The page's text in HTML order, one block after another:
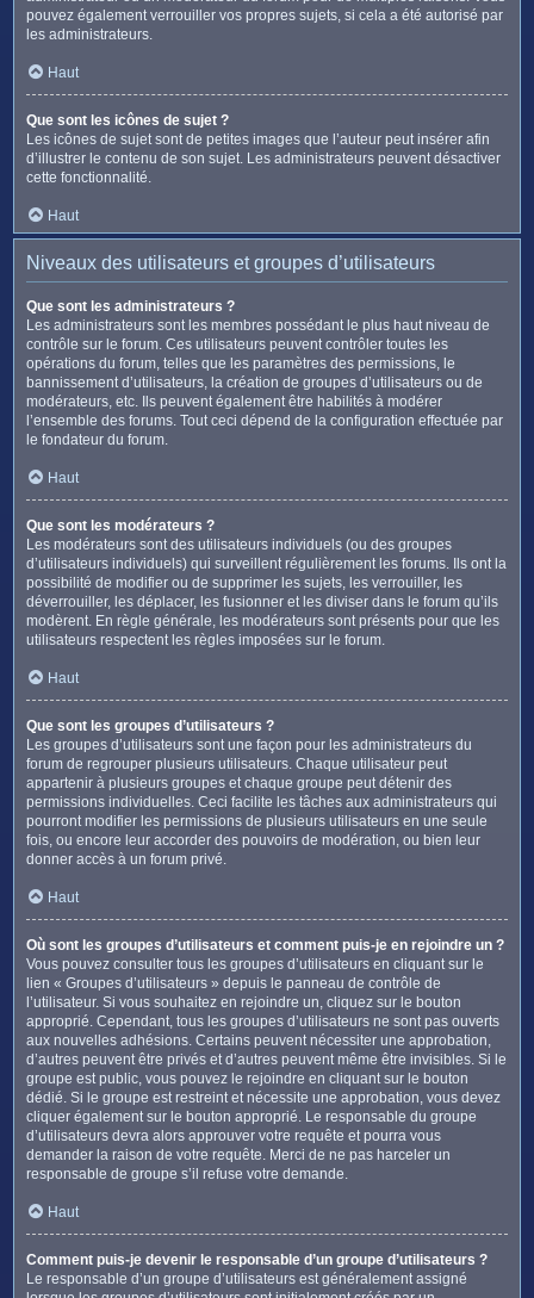
pouvez également verrouiller vos propres sujets, si cela a été autorisé par
les administrateurs.
Haut
Que sont les icônes de sujet ?
Les icônes de sujet sont de petites images que l’auteur peut insérer afin
d’illustrer le contenu de son sujet. Les administrateurs peuvent désactiver
cette fonctionnalité.
Haut
Niveaux des utilisateurs et groupes d’utilisateurs
Que sont les administrateurs ?
Les administrateurs sont les membres possédant le plus haut niveau de
contrôle sur le forum. Ces utilisateurs peuvent contrôler toutes les
opérations du forum, telles que les paramètres des permissions, le
bannissement d’utilisateurs, la création de groupes d’utilisateurs ou de
modérateurs, etc. Ils peuvent également être habilités à modérer
l’ensemble des forums. Tout ceci dépend de la configuration effectuée par
le fondateur du forum.
Haut
Que sont les modérateurs ?
Les modérateurs sont des utilisateurs individuels (ou des groupes
d’utilisateurs individuels) qui surveillent régulièrement les forums. Ils ont la
possibilité de modifier ou de supprimer les sujets, les verrouiller, les
déverrouiller, les déplacer, les fusionner et les diviser dans le forum qu’ils
modèrent. En règle générale, les modérateurs sont présents pour que les
utilisateurs respectent les règles imposées sur le forum.
Haut
Que sont les groupes d’utilisateurs ?
Les groupes d’utilisateurs sont une façon pour les administrateurs du
forum de regrouper plusieurs utilisateurs. Chaque utilisateur peut
appartenir à plusieurs groupes et chaque groupe peut détenir des
permissions individuelles. Ceci facilite les tâches aux administrateurs qui
pourront modifier les permissions de plusieurs utilisateurs en une seule
fois, ou encore leur accorder des pouvoirs de modération, ou bien leur
donner accès à un forum privé.
Haut
Où sont les groupes d’utilisateurs et comment puis-je en rejoindre un ?
Vous pouvez consulter tous les groupes d’utilisateurs en cliquant sur le
lien « Groupes d’utilisateurs » depuis le panneau de contrôle de
l’utilisateur. Si vous souhaitez en rejoindre un, cliquez sur le bouton
approprié. Cependant, tous les groupes d’utilisateurs ne sont pas ouverts
aux nouvelles adhésions. Certains peuvent nécessiter une approbation,
d’autres peuvent être privés et d’autres peuvent même être invisibles. Si le
groupe est public, vous pouvez le rejoindre en cliquant sur le bouton
dédié. Si le groupe est restreint et nécessite une approbation, vous devez
cliquer également sur le bouton approprié. Le responsable du groupe
d’utilisateurs devra alors approuver votre requête et pourra vous
demander la raison de votre requête. Merci de ne pas harceler un
responsable de groupe s’il refuse votre demande.
Haut
Comment puis-je devenir le responsable d’un groupe d’utilisateurs ?
Le responsable d’un groupe d’utilisateurs est généralement assigné